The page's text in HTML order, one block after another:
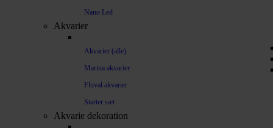
Nano Led
Akvarier
Akvarier (alle)
Marina akvarier
Fluval akvarier
Starter sæt
Akvarie dekoration